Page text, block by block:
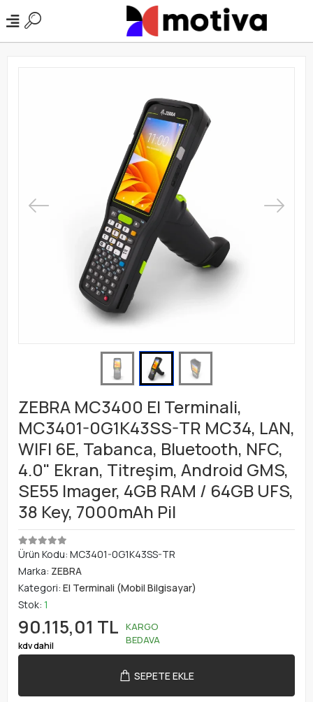
ZEBRA MC3400 El Terminali,
MC3401-0G1K43SS-TR MC34, LAN,
WIFI 6E, Tabanca, Bluetooth, NFC,
4.0" Ekran, Titreşim, Android GMS,
SE55 Imager, 4GB RAM / 64GB UFS,
38 Key, 7000mAh Pil
Ürün Kodu: MC3401-0G1K43SS-TR
Marka: ZEBRA
Kategori: El Terminali (Mobil Bilgisayar)
Stok: 1
90.115,01 TL
kdv dahil
KARGO
BEDAVA
SEPETE EKLE